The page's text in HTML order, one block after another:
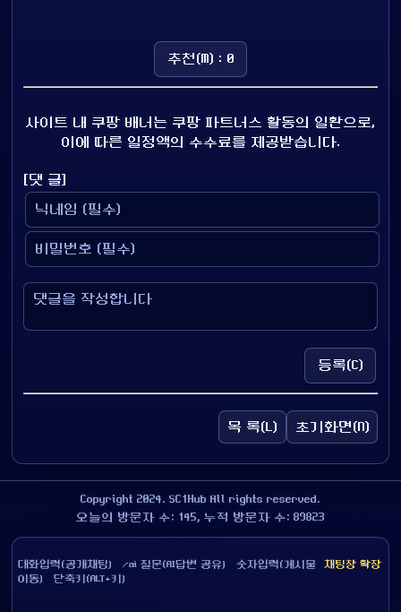
추천(M) : 0
사이트 내 쿠팡 배너는 쿠팡 파트너스 활동의 일환으로,
이에 따른 일정액의 수수료를 제공받습니다.
[댓 글]
등록(C)
목 록(L) 초기화면(N)
Copyright 2024. SC1Hub All rights reserved.
오늘의 방문자 수: 145, 누적 방문자 수: 89823
대화입력(공개채팅) /ai 질문(AI답변 공유) 숫자입력(게시물
이동) 단축키(ALT+키)
채팅창 확장